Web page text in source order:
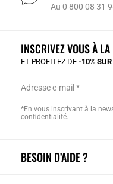
Au 0 800 08 31
BESOIN D’AIDE ?
INSCRIVEZ VOUS À LA
ET PROFITEZ DE-10%
Adresse e-mail
*En vous inscrivant à la
confidentialité.